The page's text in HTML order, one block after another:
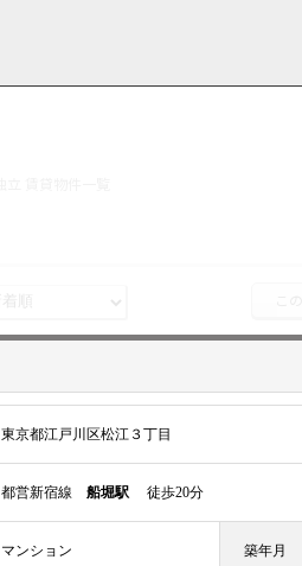
東京都江戸川区松江３丁目
都営新宿線 船堀駅 徒歩20分
マンション 築年月